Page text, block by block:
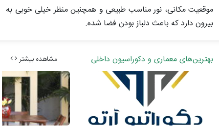
موقعیت مکانی، نور مناسب طبیعی و همچنین منظر خیلی خوبی به
بیرون دارد که باعث دلباز بودن فضا شده.
بهترین‌های معماری و دکوراسیون داخلی مشاهده بیشتر